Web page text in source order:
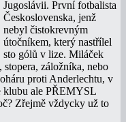
Jugoslávii. První fotbalista
Československa, jenž
nebyl čistokrevným
útočníkem, který nastřílel
sto gólů v lize. Miláček
záložníka, nebo
proti Anderlechtu, v
klubu ale PŘEMYSL
Zřejmě vždycky už to